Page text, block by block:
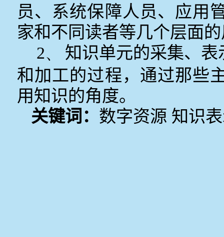
员、系统保障人员、应用
家和不同读者等几个层面
2、
知识单元的采集、
和加工的过程，通过那些
用知识的角度。
关键词： 数字资源 知识